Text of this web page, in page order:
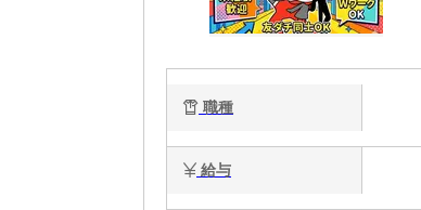
職種
給与